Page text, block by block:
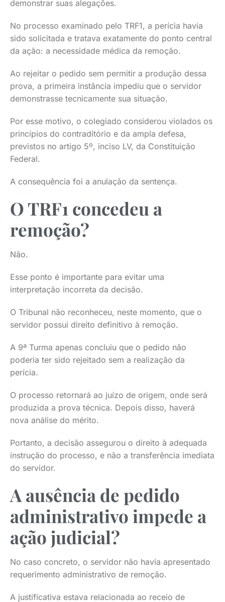
demonstrar suas alegações.
No processo examinado pelo TRF1, a perícia havia
sido solicitada e tratava exatamente do ponto central
da ação: a necessidade médica da remoção.
Ao rejeitar o pedido sem permitir a produção dessa
prova, a primeira instância impediu que o servidor
demonstrasse tecnicamente sua situação.
Por esse motivo, o colegiado considerou violados os
princípios do contraditório e da ampla defesa,
previstos no artigo 5º, inciso LV, da Constituição
Federal.
A consequência foi a anulação da sentença.
O TRF1 concedeu a
remoção?
Não.
Esse ponto é importante para evitar uma
interpretação incorreta da decisão.
O Tribunal não reconheceu, neste momento, que o
servidor possui direito definitivo à remoção.
A 9ª Turma apenas concluiu que o pedido não
poderia ter sido rejeitado sem a realização da
perícia.
O processo retornará ao juízo de origem, onde será
produzida a prova técnica. Depois disso, haverá
nova análise do mérito.
Portanto, a decisão assegurou o direito à adequada
instrução do processo, e não a transferência imediata
do servidor.
A ausência de pedido
administrativo impede a
ação judicial?
No caso concreto, o servidor não havia apresentado
requerimento administrativo de remoção.
A justificativa estava relacionada ao receio de